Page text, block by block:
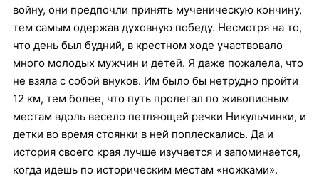
войну, они предпочли принять мученическую кончину,
тем самым одержав духовную победу. Несмотря на то,
что день был будний, в крестном ходе участвовало
много молодых мужчин и детей. Я даже пожалела, что
не взяла с собой внуков. Им было бы нетрудно пройти
12 км, тем более, что путь пролегал по живописным
местам вдоль весело петляющей речки Никульчинки, и
детки во время стоянки в ней поплескались. Да и
история своего края лучше изучается и запоминается,
когда идешь по историческим местам «ножками».